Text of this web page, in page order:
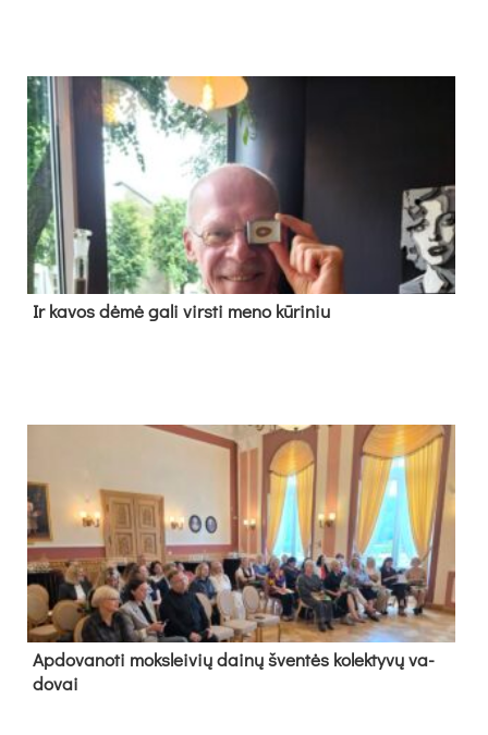
Ir ka­vos dė­mė ga­li virs­ti me­no kū­ri­niu
Ap­do­va­no­ti moks­lei­vių dai­nų šven­tės ko­lek­ty­vų va­
do­vai